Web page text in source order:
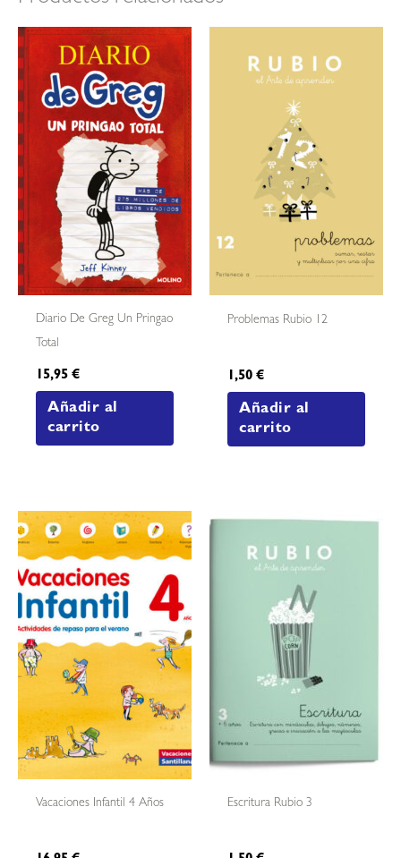
Diario De Greg Un Pringao
Total
15,95€
Añadir al
carrito
Problemas Rubio 12
1,50€
Añadir al
carrito
Vacaciones Infantil 4 Años Escritura Rubio 3